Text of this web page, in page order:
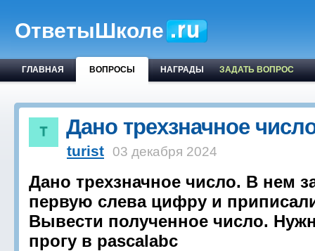
ОтветыШколе
ГЛАВНАЯ ВОПРОСЫ НАГРАДЫ ЗАДАТЬ ВОПРОС
Дано трехзначное
turist 03 декабря 2024
Дано трехзначное число. В нем
первую слева цифру и
Вывести полученное число.
прогу в pascalabc